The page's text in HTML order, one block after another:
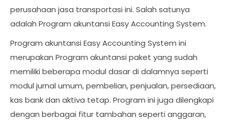
perusahaan jasa transportasi ini. Salah satunya
adalah Program akuntansi Easy Accounting System.
Program akuntansi Easy Accounting System ini
merupakan Program akuntansi paket yang sudah
memiliki beberapa modul dasar di dalamnya seperti
modul jurnal umum, pembelian, penjualan, persediaan,
kas bank dan aktiva tetap. Program ini juga dilengkapi
dengan berbagai fitur tambahan seperti anggaran,